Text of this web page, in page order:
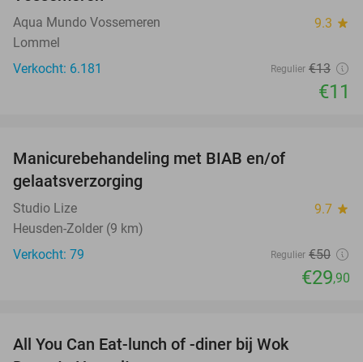
Aqua Mundo Vossemeren 9.3 star
Lommel
Verkocht: 6.181
Regulier €13
€11
Manicurebehandeling met BIAB en/of
gelaatsverzorging
Studio Lize 9.7 star
Heusden-Zolder (9 km)
Verkocht: 79
Regulier €50
€29,90
All You Can Eat-lunch of -diner bij Wok